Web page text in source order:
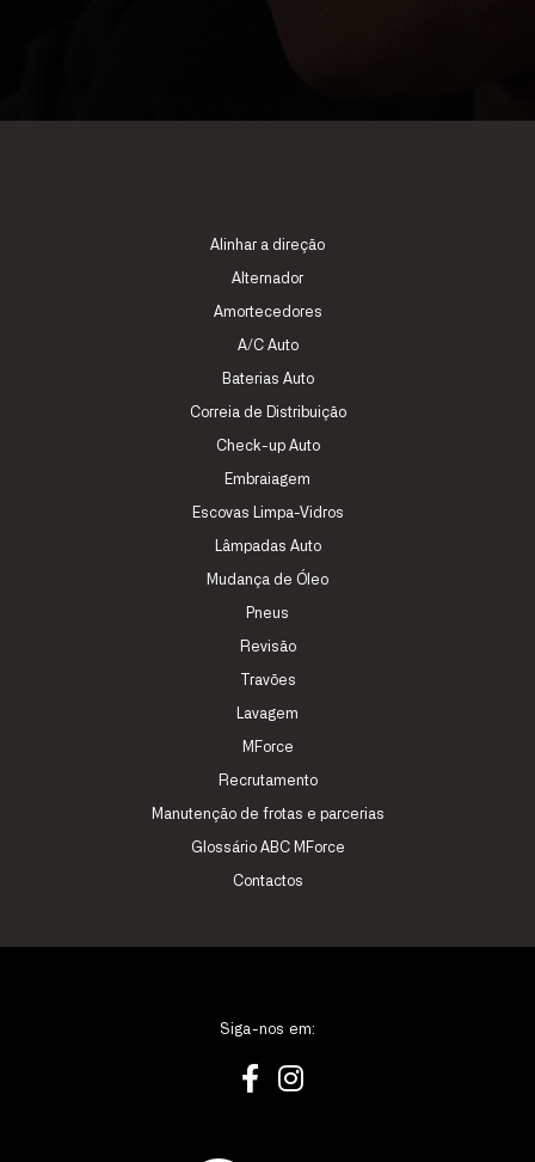
Alinhar a direção
Alternador
Amortecedores
A/C Auto
Baterias Auto
Correia de Distribuição
Check-up Auto
Embraiagem
Escovas Limpa-Vidros
Lâmpadas Auto
Mudança de Óleo
Pneus
Revisão
Travões
Lavagem
MForce
Recrutamento
Manutenção de frotas e parcerias
Glossário ABC MForce
Contactos
Siga-nos em: